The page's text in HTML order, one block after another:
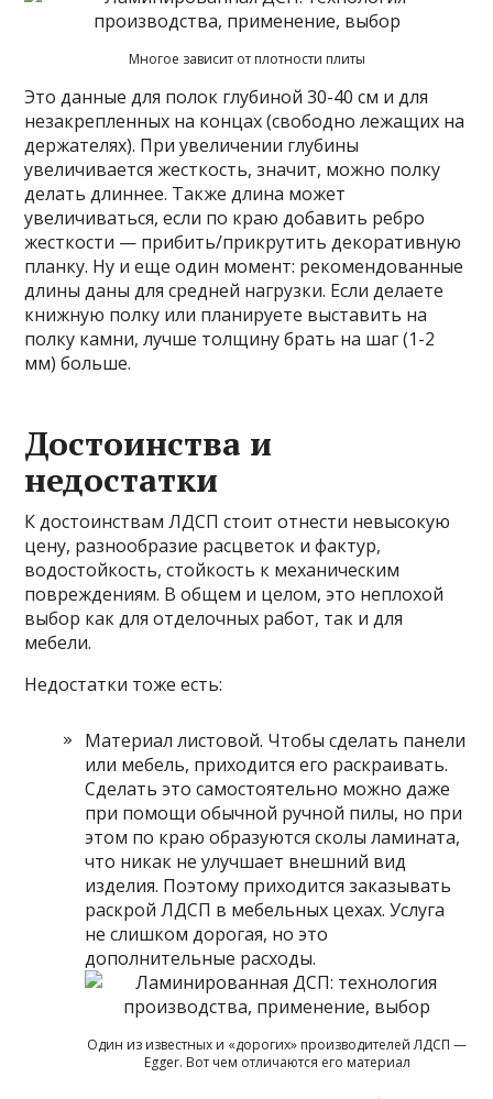
Многое зависит от плотности плиты
Это данные для полок глубиной 30-40 см и для
незакрепленных на концах (свободно лежащих на
держателях). При увеличении глубины
увеличивается жесткость, значит, можно полку
делать длиннее. Также длина может
увеличиваться, если по краю добавить ребро
жесткости — прибить/прикрутить декоративную
планку. Ну и еще один момент: рекомендованные
длины даны для средней нагрузки. Если делаете
книжную полку или планируете выставить на
полку камни, лучше толщину брать на шаг (1-2
мм) больше.
Достоинства и
недостатки
К достоинствам ЛДСП стоит отнести невысокую
цену, разнообразие расцветок и фактур,
водостойкость, стойкость к механическим
повреждениям. В общем и целом, это неплохой
выбор как для отделочных работ, так и для
мебели.
Недостатки тоже есть:
Материал листовой. Чтобы сделать панели
или мебель, приходится его раскраивать.
Сделать это самостоятельно можно даже
при помощи обычной ручной пилы, но при
этом по краю образуются сколы ламината,
что никак не улучшает внешний вид
изделия. Поэтому приходится заказывать
раскрой ЛДСП в мебельных цехах. Услуга
не слишком дорогая, но это
дополнительные расходы.
Один из известных и «дорогих» производителей ЛДСП —
Egger. Вот чем отличаются его материал